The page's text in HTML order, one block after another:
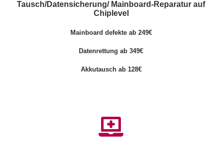
Tausch/Datensicherung/ Mainboard-Reparatur auf
Chiplevel
Mainboard defekte ab 249€
Datenrettung ab 349€
Akkutausch ab 128€